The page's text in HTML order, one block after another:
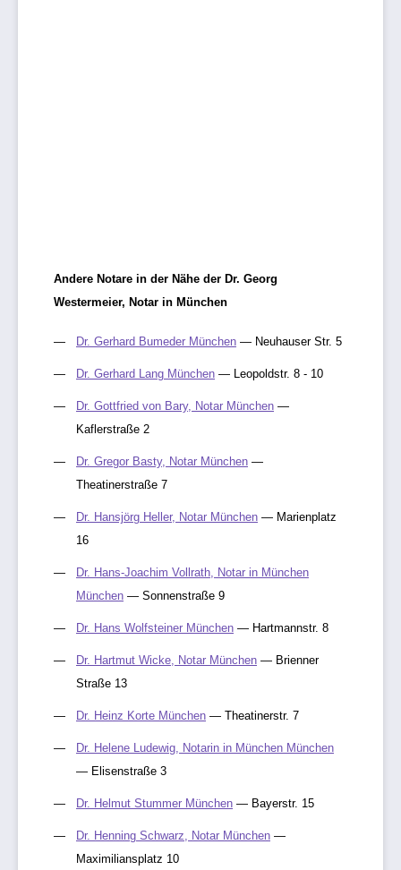
Andere Notare in der Nähe der Dr. Georg
Westermeier, Notar in München
Dr. Gerhard Bumeder München — Neuhauser Str. 5
Dr. Gerhard Lang München — Leopoldstr. 8 - 10
Dr. Gottfried von Bary, Notar München —
Kaflerstraße 2
Dr. Gregor Basty, Notar München —
Theatinerstraße 7
Dr. Hansjörg Heller, Notar München — Marienplatz
16
Dr. Hans-Joachim Vollrath, Notar in München
München — Sonnenstraße 9
Dr. Hans Wolfsteiner München — Hartmannstr. 8
Dr. Hartmut Wicke, Notar München — Brienner
Straße 13
Dr. Heinz Korte München — Theatinerstr. 7
Dr. Helene Ludewig, Notarin in München München
— Elisenstraße 3
Dr. Helmut Stummer München — Bayerstr. 15
Dr. Henning Schwarz, Notar München —
Maximiliansplatz 10